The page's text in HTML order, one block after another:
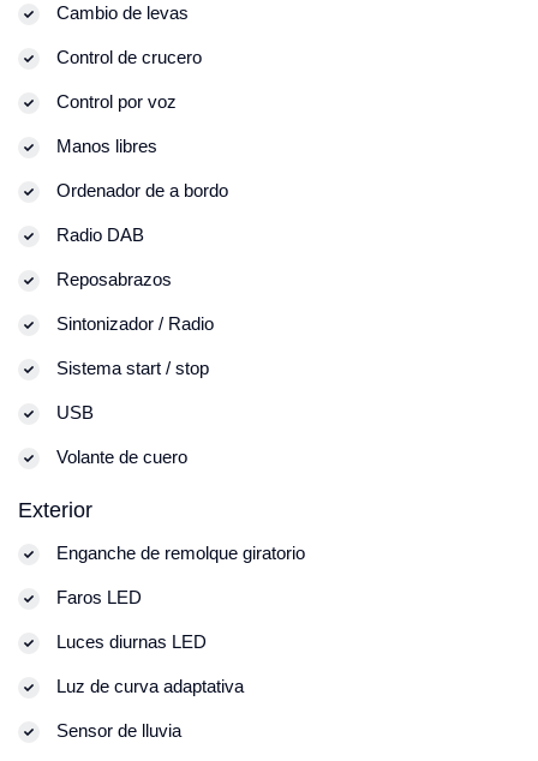
Cambio de levas
Control de crucero
Control por voz
Manos libres
Ordenador de a bordo
Radio DAB
Reposabrazos
Sintonizador / Radio
Sistema start / stop
USB
Volante de cuero
Exterior
Enganche de remolque giratorio
Faros LED
Luces diurnas LED
Luz de curva adaptativa
Sensor de lluvia